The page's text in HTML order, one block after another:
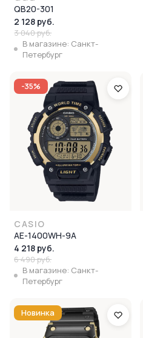
QB20-301
2 128 руб.
3 040 руб.
В магазине: Санкт-
Петербург
-35%
CASIO
AE-1400WH-9A
4 218 руб.
6 490 руб.
В магазине: Санкт-
Петербург
Новинка